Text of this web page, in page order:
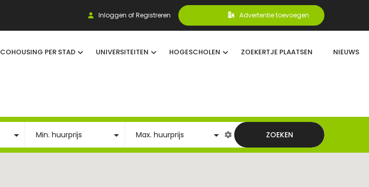
Inloggen of Registreren Advertentie toevoegen
COHOUSING PER STAD UNIVERSITEITEN HOGESCHOLEN ZOEKERTJE PLAATSEN NIEUWS
ZOEKEN